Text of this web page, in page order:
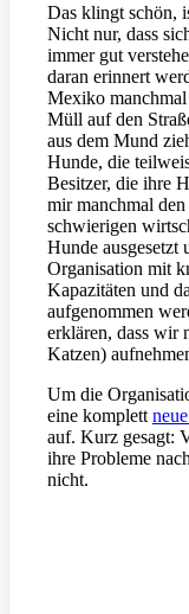
Das klingt schön,
Nicht nur, dass
immer gut
daran erinnert
Mexiko
Müll auf den
aus dem Mund
Hunde, die
Besitzer, die ihre
mir manchmal
schwierigen
Hunde ausgesetzt
Organisation mit
Kapazitäten und
aufgenommen
erklären, dass wir
Katzen)
Um die
eine komplett
auf. Kurz gesagt:
ihre Probleme
nicht.